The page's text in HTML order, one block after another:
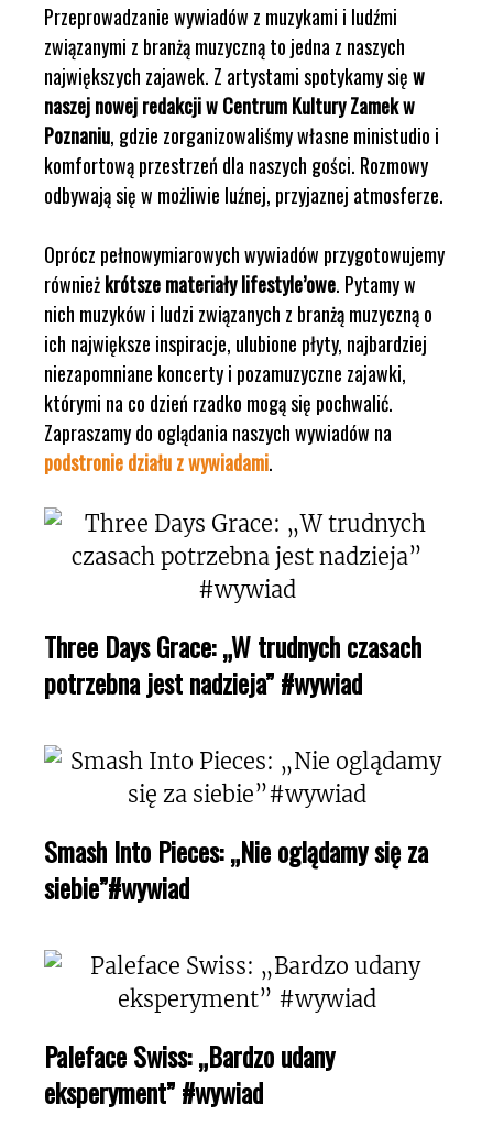
Przeprowadzanie wywiadów z muzykami i ludźmi
związanymi z branżą muzyczną to jedna z naszych
największych zajawek. Z artystami spotykamy sięw
naszej nowej redakcji w Centrum Kultury Zamek w
Poznaniu, gdzie zorganizowaliśmy własne ministudio i
komfortową przestrzeń dla naszych gości. Rozmowy
odbywają się w możliwie luźnej, przyjaznej atmosferze.
Oprócz pełnowymiarowych wywiadów przygotowujemy
równieżkrótsze materiały lifestyle’owe. Pytamy w
nich muzyków i ludzi związanych z branżą muzyczną o
ich największe inspiracje, ulubione płyty, najbardziej
niezapomniane koncerty i pozamuzyczne zajawki,
którymi na co dzień rzadko mogą się pochwalić.
Zapraszamy do oglądania naszych wywiadów na
podstronie działu z wywiadami.
Three Days Grace: „W trudnych czasach
potrzebna jest nadzieja” #wywiad
Smash Into Pieces: „Nie oglądamy się za
siebie”#wywiad
Paleface Swiss: „Bardzo udany
eksperyment” #wywiad